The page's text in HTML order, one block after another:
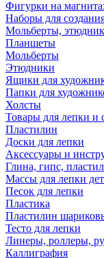
Фигурки на
Наборы для
Мольберты,
Планшеты
Мольберты
Этюдники
Ящики для
Папки для
Холсты
Товары для лепки и
Пластилин
Доски для лепки
Аксессуары и
Глина, гипс,
Массы для лепки
Песок для лепки
Пластика
Пластилин
Тесто для лепки
Линеры, роллеры,
Каллиграфия